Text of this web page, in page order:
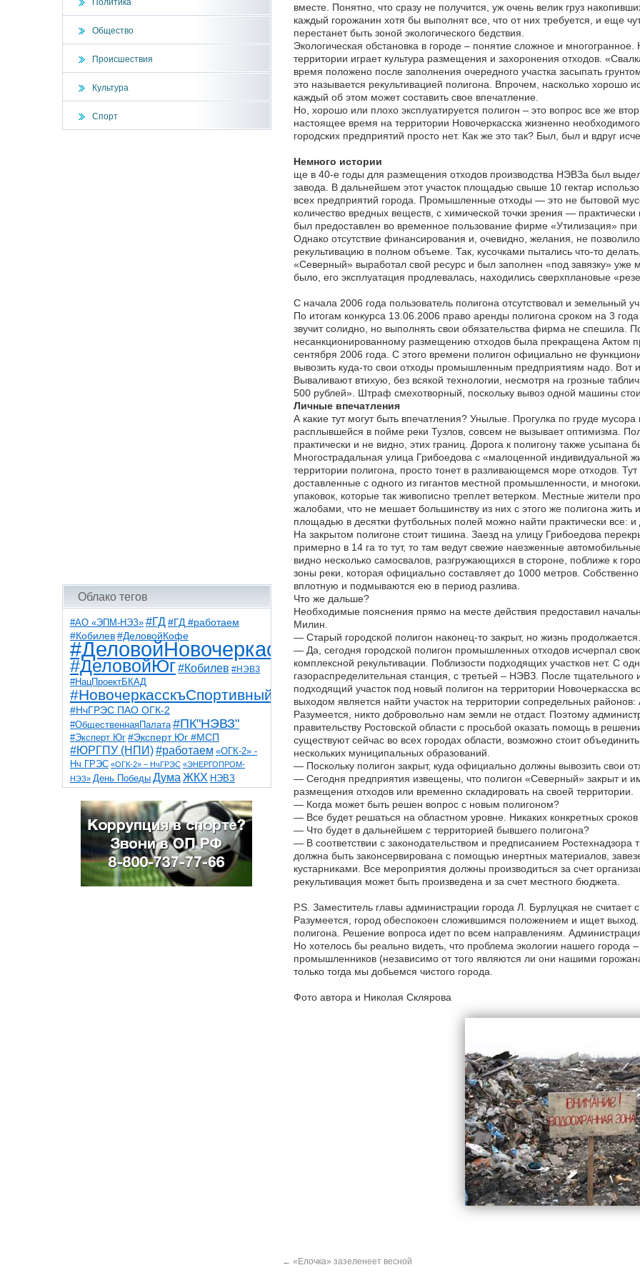
Политика
Общество
Происшествия
Культура
Спорт
Облако тегов
#АО «ЭПМ-НЭЗ» #ГД #ГД #работаем
#Кобилев #ДеловойКофе
#ДеловойНовочеркасск
#ДеловойЮг#Кобилев #НЭВЗ
#НацПроектБКАД
#НовочеркасскъСпортивный
#НчГРЭС ПАО ОГК-2
#ОбщественнаяПалата #ПК"НЭВЗ"
#Эксперт Юг #Эксперт Юг #МСП
#ЮРГПУ (НПИ)#работаем «ОГК-2» -
Нч ГРЭС «ОГК-2» – НчГРЭС «ЭНЕРГОПРОМ-
НЭЗ» День Победы Дума ЖКХ НЭВЗ
НчГРЭС ТНТ
благоустройствоветераны выборы
детидороги казаки коррупция космос
общественная палата парк пожар роща
спорт театр транспорт художники
вместе. Понятно, что сразу не получится, уж очень велик груз
каждый горожанин хотя бы выполнят все, что от них требуется, и еще
перестанет быть зоной экологического бедствия.
Экологическая обстановка в городе – понятие сложное и
территории играет культура размещения и захоронения отходов.
время положено после заполнения очередного участка засыпать
это называется рекультивацией полигона. Впрочем, насколько хорошо
каждый об этом может составить свое впечатление.
Но, хорошо или плохо эксплуатируется полигон – это вопрос все же
настоящее время на территории Новочеркасска жизненно
городских предприятий просто нет. Как же это так? Был, был и вдруг
Немного истории
ще в 40-е годы для размещения отходов производства НЭВЗа был
завода. В дальнейшем этот участок площадью свыше 10 гектар
всех предприятий города. Промышленные отходы — это не бытовой
количество вредных веществ, с химической точки зрения —
был предоставлен во временное пользование фирме «Утилизация» при
Однако отсутствие финансирования и, очевидно, желания, не
рекультивацию в полном объеме. Так, кусочками пытались что-то
«Северный» выработал свой ресурс и был заполнен «под завязку» уже
было, его эксплуатация продлевалась, находились сверхплановые
С начала 2006 года пользователь полигона отсутствовал и земельный
По итогам конкурса 13.06.2006 право аренды полигона сроком на 3
звучит солидно, но выполнять свои обязательства фирма не спешила.
несанкционированному размещению отходов была прекращена Актом
сентября 2006 года. С этого времени полигон официально не
вывозить куда-то свои отходы промышленным предприятиям надо. Вот
Вываливают втихую, без всякой технологии, несмотря на грозные
500 рублей». Штраф смехотворный, поскольку вывоз одной машины
Личные впечатления
А какие тут могут быть впечатления? Унылые. Прогулка по груде
расплывшейся в пойме реки Тузлов, совсем не вызывает оптимизма.
практически и не видно, этих границ. Дорога к полигону также
Многострадальная улица Грибоедова с «малоценной индивидуальной
территории полигона, просто тонет в разливающемся море отходов.
доставленные с одного из гигантов местной промышленности, и
упаковок, которые так живописно треплет ветерком. Местные жители
жалобами, что не мешает большинству из них с этого же полигона жить
площадью в десятки футбольных полей можно найти практически все: и
На закрытом полигоне стоит тишина. Заезд на улицу Грибоедова
примерно в 14 га то тут, то там ведут свежие наезженные
видно несколько самосвалов, разгружающихся в стороне, поближе к
зоны реки, которая официально составляет до 1000 метров.
вплотную и подмываются ею в период разлива.
Что же дальше?
Необходимые пояснения прямо на месте действия предоставил
Милин.
— Старый городской полигон наконец-то закрыт, но жизнь
— Да, сегодня городской полигон промышленных отходов исчерпал
комплексной рекультивации. Поблизости подходящих участков нет. С
газораспределительная станция, с третьей – НЭВЗ. После
подходящий участок под новый полигон на территории
выходом является найти участок на территории сопредельных районов:
Разумеется, никто добровольно нам земли не отдаст. Поэтому
правительству Ростовской области с просьбой оказать помощь в
существуют сейчас во всех городах области, возможно стоит
нескольких муниципальных образований.
— Поскольку полигон закрыт, куда официально должны вывозить свои
— Сегодня предприятия извещены, что полигон «Северный» закрыт и
размещения отходов или временно складировать на своей территории.
— Когда может быть решен вопрос с новым полигоном?
— Все будет решаться на областном уровне. Никаких конкретных сроков
— Что будет в дальнейшем с территорией бывшего полигона?
— В соответствии с законодательством и предписанием Ростехнадзора
должна быть законсервирована с помощью инертных материалов,
кустарниками. Все мероприятия должны производиться за счет
рекультивация может быть произведена и за счет местного бюджета.
Р.S. Заместитель главы администрации города Л. Бурлуцкая не считает
Разумеется, город обеспокоен сложившимся положением и ищет
полигона. Решение вопроса идет по всем направлениям.
Но хотелось бы реально видеть, что проблема экологии нашего
промышленников (независимо от того являются ли они нашими
только тогда мы добьемся чистого города.
Фото автора и Николая Склярова
← «Елочка» зазеленеет весной